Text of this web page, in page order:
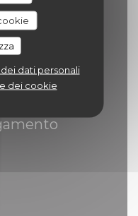
dati personali
dei cookie